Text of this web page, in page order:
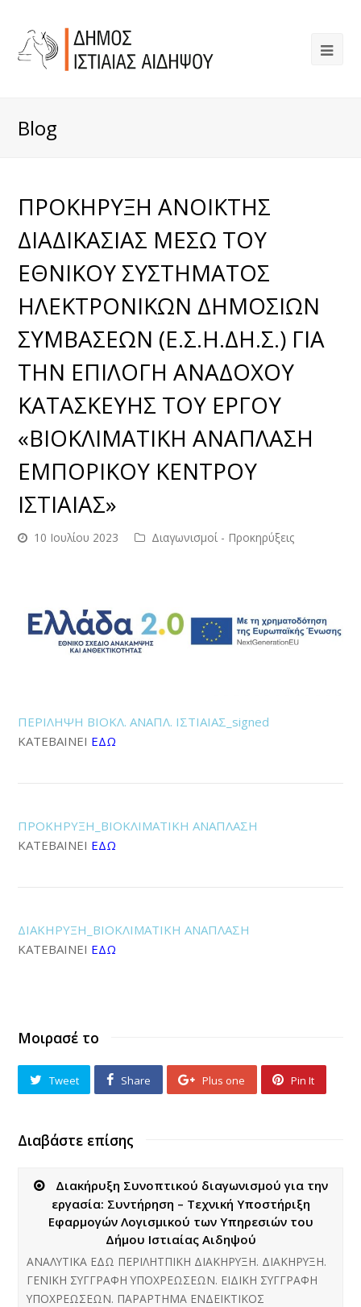
Blog
ΠΡΟΚΗΡΥΞΗ ΑΝΟΙΚΤΗΣ
ΔΙΑΔΙΚΑΣΙΑΣ ΜΕΣΩ ΤΟΥ
ΕΘΝΙΚΟΥ ΣΥΣΤΗΜΑΤΟΣ
ΗΛΕΚΤΡΟΝΙΚΩΝ ΔΗΜΟΣΙΩΝ
ΣΥΜΒΑΣΕΩΝ (Ε.Σ.Η.ΔΗ.Σ.) ΓΙΑ
ΤΗΝ ΕΠΙΛΟΓΗ ΑΝΑΔΟΧΟΥ
ΚΑΤΑΣΚΕΥΗΣ ΤΟΥ ΕΡΓΟΥ
«ΒΙΟΚΛΙΜΑΤΙΚΗ ΑΝΑΠΛΑΣΗ
ΕΜΠΟΡΙΚΟΥ ΚΕΝΤΡΟΥ
ΙΣΤΙΑΙΑΣ»
10 Ιουλίου 2023 Διαγωνισμοί - Προκηρύξεις
ΠΕΡΙΛΗΨΗ ΒΙΟΚΛ. ΑΝΑΠΛ. ΙΣΤΙΑΙΑΣ_signed
ΚΑΤΕΒΑΙΝΕΙ ΕΔΩ
ΠΡΟΚΗΡΥΞΗ_ΒΙΟΚΛΙΜΑΤΙΚΗ ΑΝΑΠΛΑΣΗ
ΚΑΤΕΒΑΙΝΕΙ ΕΔΩ
ΔΙΑΚΗΡΥΞΗ_ΒΙΟΚΛΙΜΑΤΙΚΗ ΑΝΑΠΛΑΣΗ
ΚΑΤΕΒΑΙΝΕΙ ΕΔΩ
Μοιρασέ το
Tweet Share Plus one Pin It
Διαβάστε επίσης
Διακήρυξη Συνοπτικού διαγωνισμού για την
εργασία: Συντήρηση – Τεχνική Υποστήριξη
Εφαρμογών Λογισμικού των Υπηρεσιών του
Δήμου Ιστιαίας Αιδηψού
ΑΝΑΛΥΤΙΚΑ ΕΔΩ ΠΕΡΙΛΗΤΠΙΚΗ ΔΙΑΚΗΡΥΞΗ. ΔΙΑΚΗΡΥΞΗ.
ΓΕΝΙΚΗ ΣΥΓΓΡΑΦΗ ΥΠΟΧΡΕΩΣΕΩΝ. ΕΙΔΙΚΗ ΣΥΓΓΡΑΦΗ
ΥΠΟΧΡΕΩΣΕΩΝ. ΠΑΡΑΡΤΗΜΑ ΕΝΔΕΙΚΤΙΚΟΣ